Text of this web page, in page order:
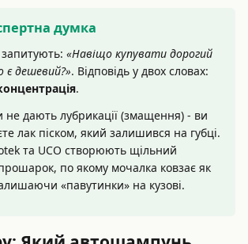
думка
запитують: «Навіщо купувати дорогий
дешевий?». Відповідь у двох словах:
.
не дають лубрикації (змащення) - ви
лак піском, який залишився на губці.
та UCO створюють щільний
по якому мочалка ковзає як
«павутинки» на кузові.